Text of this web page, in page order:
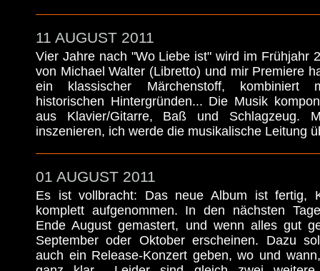
11 AUGUST 2011
Vier Jahre nach "Wo Liebe ist" wird im Frühjahr
von Michael Walter (Libretto) und mir Premiere
ein klassischer Märchenstoff, kombiniert
historischen Hintergründen... Die Musik
aus Klavier/Gitarre, Baß und Schlagzeug.
inszenieren, ich werde die musikalische Leitung
01 AUGUST 2011
Es ist vollbracht: Das neue Album ist fertig,
komplett aufgenommen. In den nächsten
Ende August gemastert, und wenn alles gut
September oder Oktober erscheinen. Dazu
auch ein Release-Konzert geben, wo und